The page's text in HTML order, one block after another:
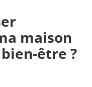
maison
être ?